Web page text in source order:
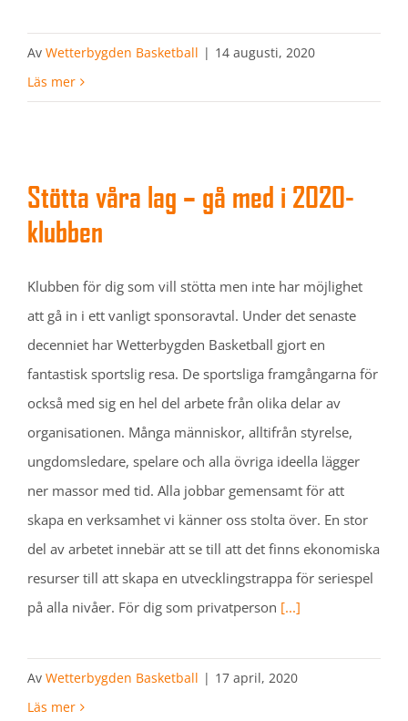
Av Wetterbygden Basketball | 14 augusti, 2020
Läs mer
Stötta våra lag – gå med i 2020-
klubben
Klubben för dig som vill stötta men inte har möjlighet
att gå in i ett vanligt ­sponsoravtal. Under det senaste
decenniet har ­Wetterbygden Basketball gjort en
fantastisk sportslig resa. De sportsliga framgångarna för
också med sig en hel del arbete från olika­­ delar av
organisationen. Många människor, alltifrån styrelse,
ungdomsledare, spelare och alla övriga ideella lägger
ner massor med tid. Alla jobbar gemensamt för att
skapa en verksamhet vi känner oss stolta över. En stor
del av arbetet innebär att se till att det finns ekonomiska
resurser till att skapa en utvecklingstrappa för seriespel
på alla nivåer. För dig som privatperson [...]
Av Wetterbygden Basketball | 17 april, 2020
Läs mer